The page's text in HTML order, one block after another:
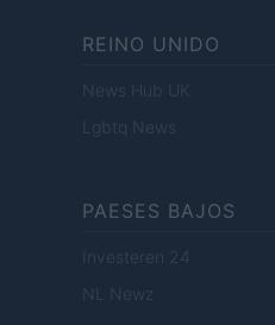
REINO UNIDO
News Hub UK
Lgbtq News
PAESES BAJOS
Investeren 24
NL Newz